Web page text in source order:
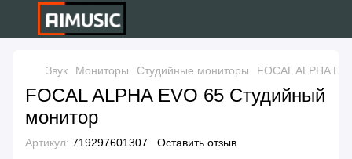
Звук Мониторы Студийные мониторы FOCAL ALPHA
FOCAL ALPHA EVO 65 Студийный
монитор
Артикул: 719297601307 Оставить отзыв